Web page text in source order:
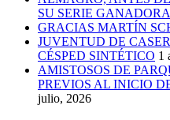
SU SERIE GANADORA
GRACIAS MARTÍN
JUVENTUD DE
CÉSPED SINTÉTICO 1
AMISTOSOS DE
PREVIOS AL INICIO
julio, 2026